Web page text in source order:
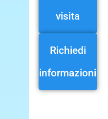
visita
Richiedi
informazioni